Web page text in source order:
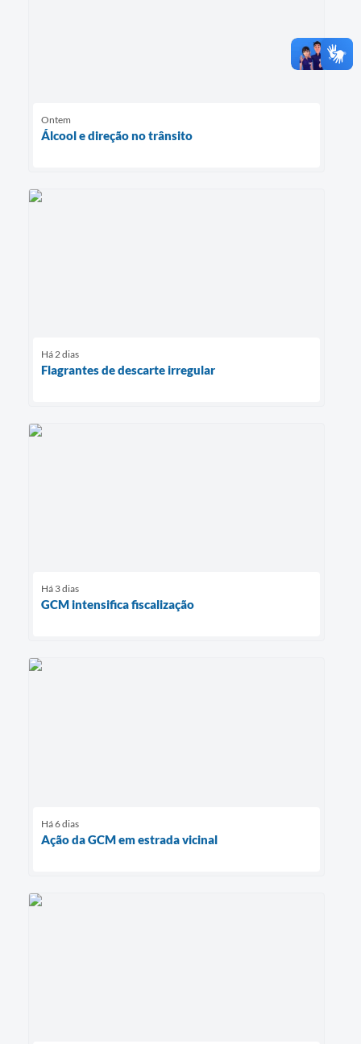
Ontem
Álcool e direção no trânsito
Há 2 dias
Flagrantes de descarte irregular
Há 3 dias
GCM intensifica fiscalização
Há 6 dias
Ação da GCM em estrada vicinal